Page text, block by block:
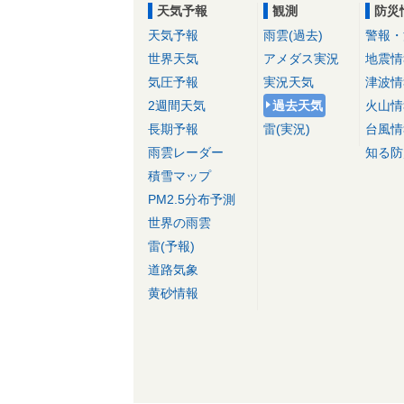
天気予報
天気予報
世界天気
気圧予報
2週間天気
長期予報
雨雲レーダー
積雪マップ
PM2.5分布予測
世界の雨雲
雷(予報)
道路気象
黄砂情報
観測
雨雲(過去)
アメダス実況
実況天気
過去天気
雷(実況)
防災
警報
地震
津波
火山
台風
知る